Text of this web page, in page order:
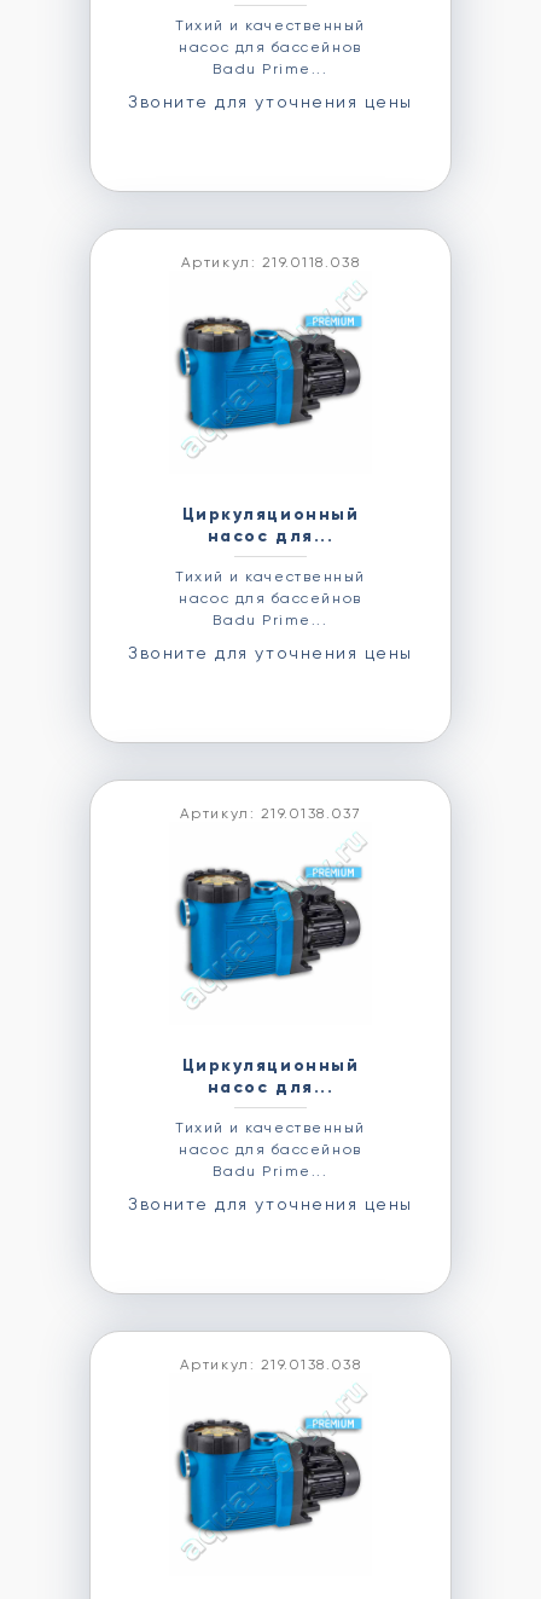
Тихий и качественный
насос для бассейнов
Badu Prime...
Звоните для уточнения цены
Артикул: 219.0118.038
Циркуляционный
насос для...
Тихий и качественный
насос для бассейнов
Badu Prime...
Звоните для уточнения цены
Артикул: 219.0138.037
Циркуляционный
насос для...
Тихий и качественный
насос для бассейнов
Badu Prime...
Звоните для уточнения цены
Артикул: 219.0138.038